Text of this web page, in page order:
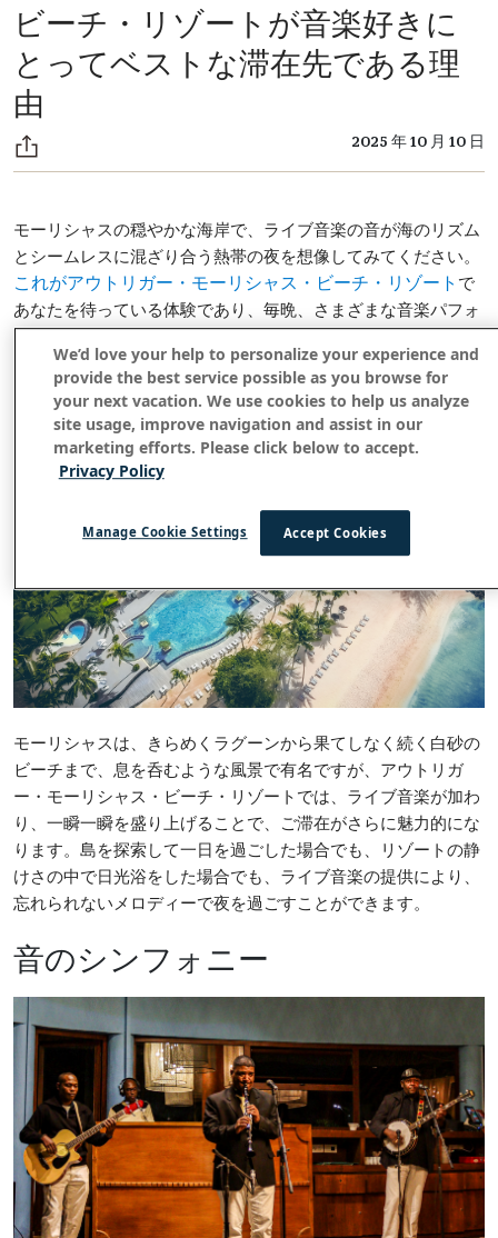
ビーチ・リゾートが音楽好きに
とってベストな滞在先である理
由
2025 年 10 月 10 日
モーリシャスの穏やかな海岸で、ライブ音楽の音が海のリズム
とシームレスに混ざり合う熱帯の夜を想像してみてください。
これがアウトリガー・モーリシャス・ビーチ・リゾート で
あなたを待っている体験であり、毎晩、さまざまな音楽パフォ
ーマンスが繰り広げられ、リラクゼーション、お祝い、そして
純粋な島の魔法のような雰囲気を作り出しています。
調和のとれた島の保養地
モーリシャスは、きらめくラグーンから果てしなく続く白砂の
ビーチまで、息を呑むような風景で有名ですが、アウトリガ
ー・モーリシャス・ビーチ・リゾートでは、ライブ音楽が加わ
り、一瞬一瞬を盛り上げることで、ご滞在がさらに魅力的にな
ります。島を探索して一日を過ごした場合でも、リゾートの静
けさの中で日光浴をした場合でも、ライブ音楽の提供により、
忘れられないメロディーで夜を過ごすことができます。
音のシンフォニー
We’d love your help to personalize your experience and
provide the best service possible as you browse for
your next vacation. We use cookies to help us analyze
site usage, improve navigation and assist in our
marketing efforts. Please click below to accept.
Privacy Policy
Accept Cookies
Manage Cookie Settings